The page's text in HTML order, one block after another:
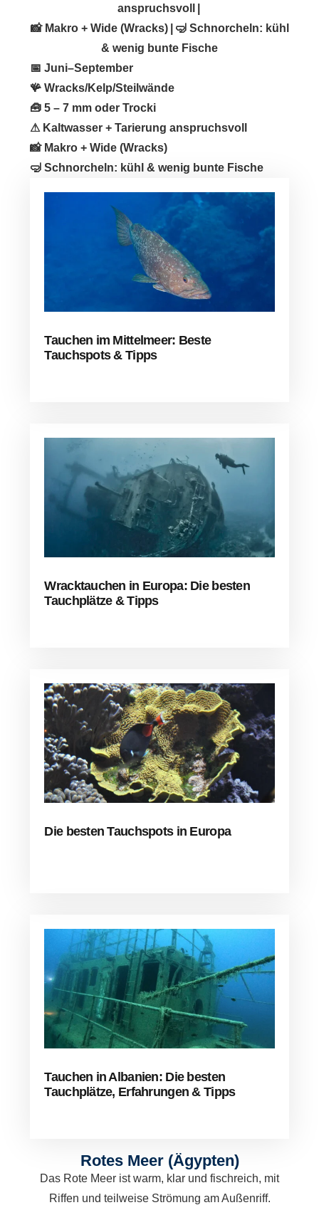
anspruchsvoll |
📸 Makro + Wide (Wracks) | 🤿 Schnorcheln: kühl
& wenig bunte Fische
📅 Juni–September
🪸 Wracks/Kelp/Steilwände
🧰 5 – 7 mm oder Trocki
⚠ Kaltwasser + Tarierung anspruchsvoll
📸 Makro + Wide (Wracks)
🤿 Schnorcheln: kühl & wenig bunte Fische
Tauchen im Mittelmeer: Beste
Tauchspots & Tipps
Wracktauchen in Europa: Die besten
Tauchplätze & Tipps
Die besten Tauchspots in Europa
Tauchen in Albanien: Die besten
Tauchplätze, Erfahrungen & Tipps
Rotes Meer (Ägypten)
Das Rote Meer ist warm, klar und fischreich, mit
Riffen und teilweise Strömung am Außenriff.